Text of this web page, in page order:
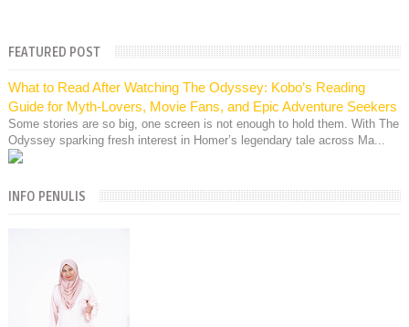
FEATURED POST
What to Read After Watching The Odyssey: Kobo’s Reading
Guide for Myth-Lovers, Movie Fans, and Epic Adventure Seekers
Some stories are so big, one screen is not enough to hold them. With The
Odyssey sparking fresh interest in Homer’s legendary tale across Ma...
INFO PENULIS